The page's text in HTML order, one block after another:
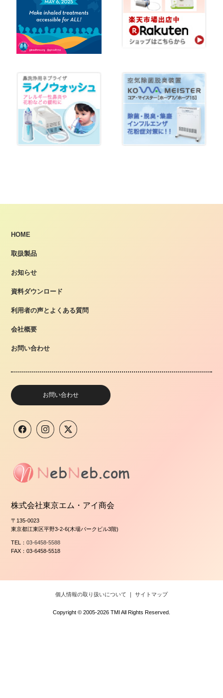
HOME
取扱製品
お知らせ
資料ダウンロード
利用者の声とよくある質問
会社概要
お問い合わせ
お問い合わせ
株式会社東京エム・アイ商会
〒135-0023
東京都江東区平野3-2-6(木場パークビル3階)
TEL：03-6458-5588
FAX：03-6458-5518
個人情報の取り扱いについて サイトマップ
Copyright © 2005-2026 TMI All Rights Reserved.